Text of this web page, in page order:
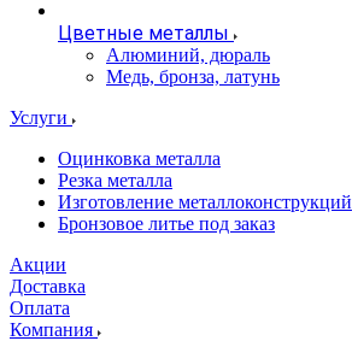
Цветные металлы
Алюминий, дюраль
Медь, бронза, латунь
Услуги
Оцинковка металла
Резка металла
Изготовление металлоконструкций
Бронзовое литье под заказ
Акции
Доставка
Оплата
Компания